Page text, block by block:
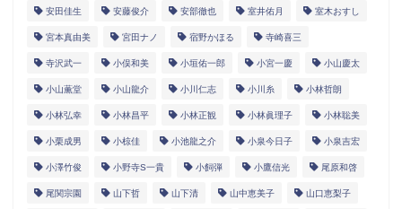
安田佳生 安藤俊介 安部徹也 室井佑月 室木おすし
宮本真由美 宮田ナノ 宿野かほる 寺崎喜三
寺沢武一 小俣和美 小垣佑一郎 小宮一慶 小山慶太
小山薫堂 小山龍介 小川仁志 小川糸 小林哲朗
小林弘幸 小林昌平 小林正観 小林眞理子 小林聡美
小栗成男 小椋佳 小池龍之介 小泉今日子 小泉吉宏
小澤竹俊 小野寺S一貴 小飼弾 小鷹信光 尾原和啓
尾関宗園 山下哲 山下清 山中恵美子 山口恵梨子